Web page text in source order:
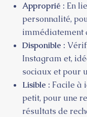
Approprié : En
personnalité,
immédiatement
Disponible :
Instagram et,
sociaux et pour
Lisible : Facile à
petit, pour une
résultats de